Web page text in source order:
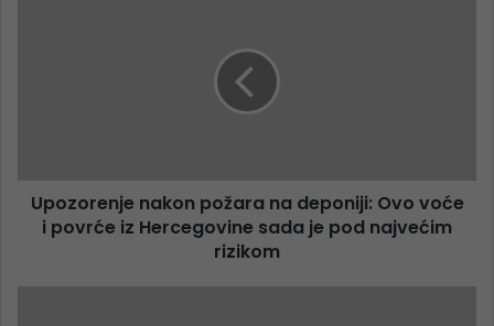
Upozorenje nakon požara na deponiji: Ovo voće
i povrće iz Hercegovine sada je pod najvećim
rizikom